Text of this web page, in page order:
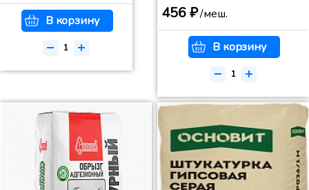
В корзину 456 ₽/меш.
В корзину